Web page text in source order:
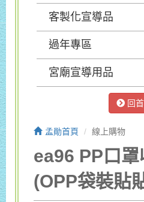
客製化宣導品
過年專區
宮廟宣導用品
回
孟勛首頁 線上購物
ea96 PP口罩
(OPP袋裝貼